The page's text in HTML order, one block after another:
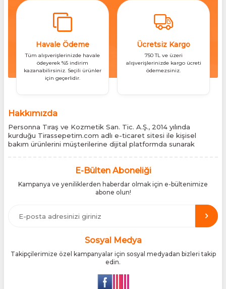
Havale Ödeme
Tüm alışverişlerinizde havale
ödeyerek %5 indirim
kazanabilirsiniz. Seçili ürünler
için geçerlidir.
Ücretsiz Kargo
750 TL ve üzeri
alışverişlerinizde kargo ücreti
ödemezsiniz.
Hakkımızda
Personna Tıraş ve Kozmetik San. Tic. A.Ş., 2014 yılında
kurduğu Tirassepetim.com adlı e-ticaret sitesi ile kişisel
bakım ürünlerini müşterilerine dijital platformda sunarak
siteleri arasında yer almaktadır. Türkiye’de Cantu, Wilkinson
distribütörlüğünü yürütüyor, bu markaların tüm ürünlerini ithal
etmektedir. Tüm ithalat süreçlerimizde orijinallik belgeleri ve
üretici iş birlikleriyle çalışarak, ürünlerin en güvenilir şekilde
Türkiye pazarına ulaşmasını sağlıyoruz. Amacımız, dünya
genelinde milyonlarca kullanıcıya hitap eden bu markaları,
Türk tüketicilerle doğrudan, güvenli ve orijinal bir şekilde
E-Bülten Aboneliği
Kampanya ve yeniliklerden haberdar olmak için e-bültenimize
abone olun!
Sosyal Medya
Takipçilerimize özel kampanyalar için sosyal medyadan bizleri takip
edin.